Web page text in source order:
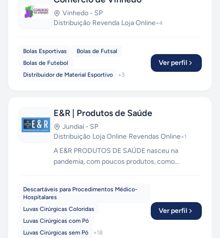
Vinhedo - SP
Distribuição·Revenda·Loja Online+4
Bolas Esportivas
Bolas de Futsal
Bolas de Futebol
Distribuidor de Material Esportivo
+3
Ver perfil
E&R | Produtos de Saúde
Jundiaí- SP
Distribuição·Loja Online·Revendas Online+1
A E&R PRODUTOS DE SAÚDE nasceu na
pandemia, com poucos produtos, como
revendedores, também via Dropship: você
vende e nós entregamos em qualquer lugar do
Brasil. Fale conosco e seja nosso parceiro!
Descartáveis para Procedimentos Médico-
Hospitalares
Luvas Cirúrgicas Coloridas
Luvas Cirúrgicas com Pó
Luvas Cirúrgicas sem Pó
+18
Ver perfil